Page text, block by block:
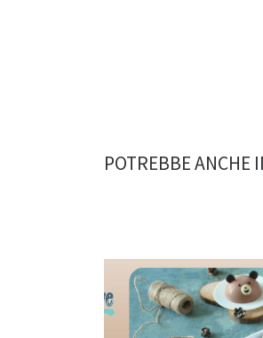
POTREBBE ANCHE